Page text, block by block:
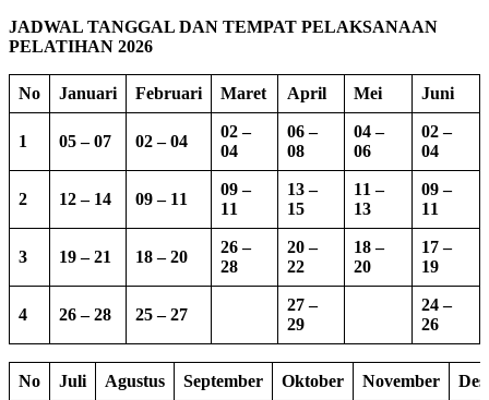
JADWAL TANGGAL DAN TEMPAT PELAKSANAAN
PELATIHAN 2026
No Januari Februari Maret April Mei Juni
1 05 – 07 02 – 04
02 –
04
06 –
08
04 –
06
02 –
04
2 12 – 14 09 – 11
09 –
11
13 –
15
11 –
13
09 –
11
3 19 – 21 18 – 20
26 –
28
20 –
22
18 –
20
17 –
19
4 26 – 28 25 – 27
27 –
29
24 –
26
No Juli Agustus September Oktober November